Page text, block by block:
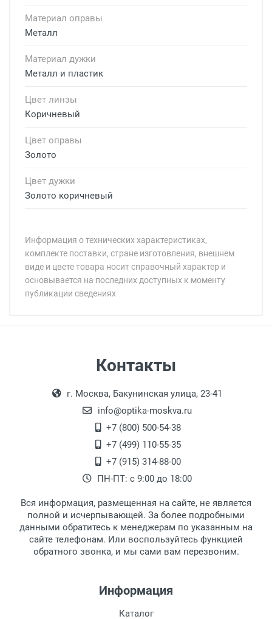
Материал оправы
Металл
Материал дужки
Металл и пластик
Цвет линзы
Коричневый
Цвет оправы
Золото
Цвет дужки
Золото коричневый
Информация о технических характеристиках,
комплекте поставки, стране изготовления, внешнем
виде и цвете товара носит справочный характер и
основывается на последних доступных к моменту
публикации сведениях
Самовывоз.
Оплата товара производится
наличными непосредственно на пункте
выдачи товара.
Перечисление средств на расчетный счет.
18:00, по субботам с 11:00 до 15:00, в
офисе по адресу: г. Москва,
Переведеновский переулок 17, корпус 1,
второй этаж, тел. +7 (499) 110-55-35.
После того, как заказ поступает в пункт
выдачи, наш менеджер связывается с
клиентом и оповещает о поступлении
Для получения товара при себе
обязательно иметь паспорт.
Заказ необходимо забрать в течение 3
рабочих дней с момента поступления на
дополнительных расходов за хранение
Контакты
г. Москва, Бакунинская улица, 23-41
info@optika-moskva.ru
+7 (800) 500-54-38
+7 (499) 110-55-35
+7 (915) 314-88-00
ПН-ПТ: с 9:00 до 18:00
Вся информация, размещенная на сайте, не является
полной и исчерпывающей. За более подробными
данными обратитесь к менеджерам по указанным на
сайте телефонам. Или воспользуйтесь функцией
обратного звонка, и мы сами вам перезвоним.
Информация
Каталог